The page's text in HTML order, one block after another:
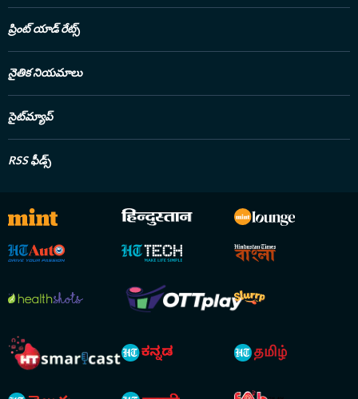
ప్రింట్ యాడ్ రేట్స్
నైతిక నియమాలు
సైట్‌మ్యాప్
RSS ఫీడ్స్